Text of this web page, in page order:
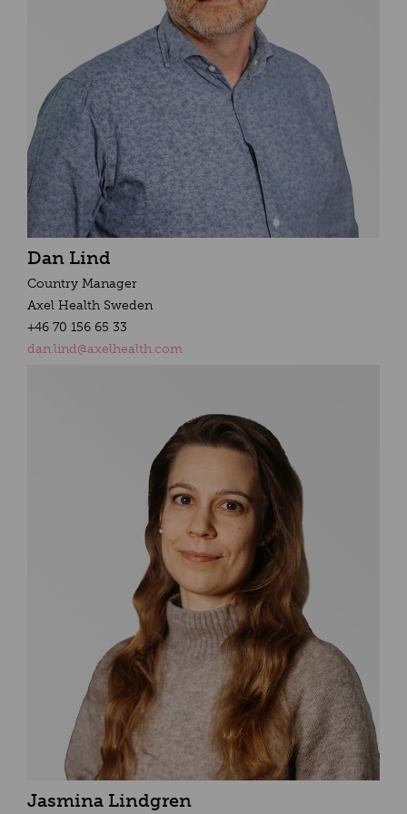
Dan Lind
Country Manager
Axel Health Sweden
+46 70 156 65 33
dan.lind@axelhealth.com
Jasmina Lindgren